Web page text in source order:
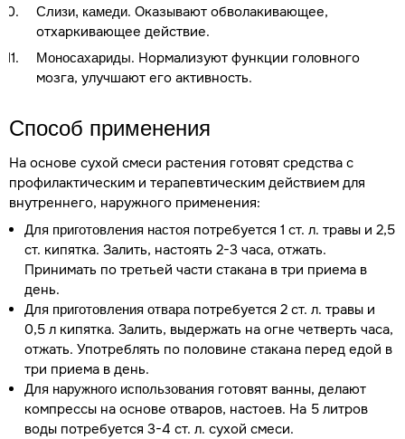
Слизи, камеди. Оказывают обволакивающее,
отхаркивающее действие.
Моносахариды. Нормализуют функции головного
мозга, улучшают его активность.
Способ применения
На основе сухой смеси растения готовят средства с
профилактическим и терапевтическим действием для
внутреннего, наружного применения:
Для приготовления настоя потребуется 1 ст. л. травы и 2,5
ст. кипятка. Залить, настоять 2-3 часа, отжать.
Принимать по третьей части стакана в три приема в
день.
Для приготовления отварапотребуется 2 ст. л. травы и
0,5 л кипятка. Залить, выдержать на огне четверть часа,
отжать. Употреблять по половине стакана перед едой в
три приема в день.
Для наружного использования готовят ванны, делают
компрессы на основе отваров, настоев. На 5 литров
воды потребуется 3-4 ст. л. сухой смеси.